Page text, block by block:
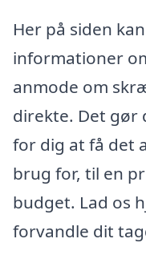
Her på siden
informationer
anmode om
direkte. Det gør
for dig at få det
brug for, til en
budget. Lad os
forvandle dit